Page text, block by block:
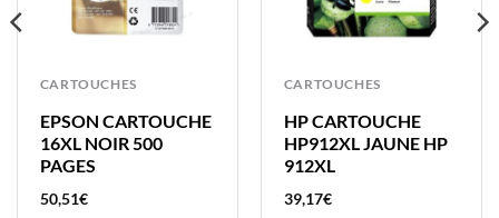
CARTOUCHES
EPSON CARTOUCHE
16XL NOIR 500
PAGES
50,51€
CARTOUCHES
HP CARTOUCHE
HP912XL JAUNE HP
912XL
39,17€